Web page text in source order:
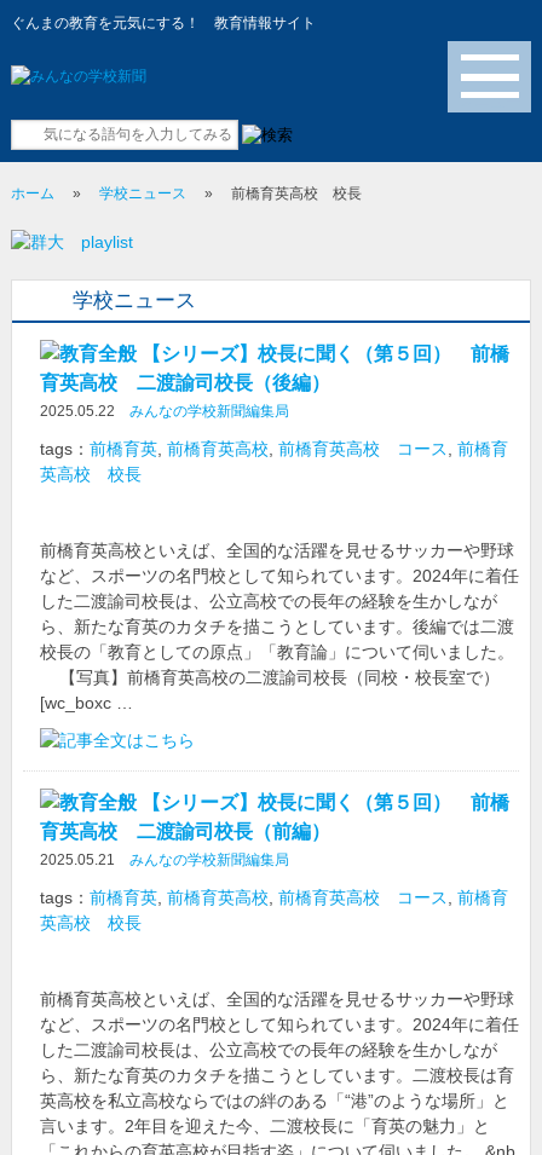
ぐんまの教育を元気にする！ 教育情報サイト
メニュー
ホーム » 学校ニュース » 前橋育英高校 校長
学校ニュース
【シリーズ】校長に聞く（第５回） 前橋
育英高校 二渡諭司校長（後編）
2025.05.22 みんなの学校新聞編集局
tags： 前橋育英, 前橋育英高校 前橋育英高校 コース
前橋育
英高校 校長
前橋育英高校といえば、全国的な活躍を見せるサッカーや野球
など、スポーツの名門校として知られています。2024年に着任
した二渡諭司校長は、公立高校での長年の経験を生かしなが
ら、新たな育英のカタチを描こうとしています。後編では二渡
校長の「教育としての原点」「教育論」について伺いました。
【写真】前橋育英高校の二渡諭司校長（同校・校長室で）
[wc_boxc …
【シリーズ】校長に聞く（第５回） 前橋
育英高校 二渡諭司校長（前編）
2025.05.21 みんなの学校新聞編集局
tags： 前橋育英, 前橋育英高校 前橋育英高校 コース
前橋育
英高校 校長
前橋育英高校といえば、全国的な活躍を見せるサッカーや野球
など、スポーツの名門校として知られています。2024年に着任
した二渡諭司校長は、公立高校での長年の経験を生かしなが
ら、新たな育英のカタチを描こうとしています。二渡校長は育
英高校を私立高校ならではの絆のある「“港”のような場所」と
言います。2年目を迎えた今、二渡校長に「育英の魅力」と
「これからの育英高校が目指す姿」について伺いました。 &nb